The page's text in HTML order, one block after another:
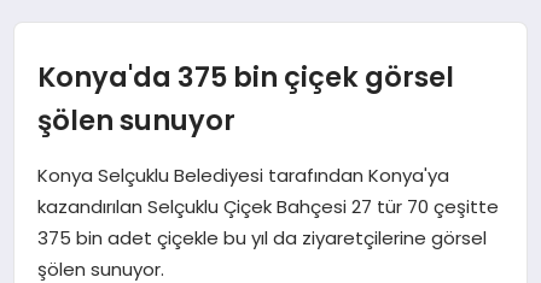
SPOR
Konya'da 375 bin çiçek görsel
şölen sunuyor
Konya Selçuklu Belediyesi tarafından Konya'ya
kazandırılan Selçuklu Çiçek Bahçesi 27 tür 70 çeşitte
375 bin adet çiçekle bu yıl da ziyaretçilerine görsel
şölen sunuyor.